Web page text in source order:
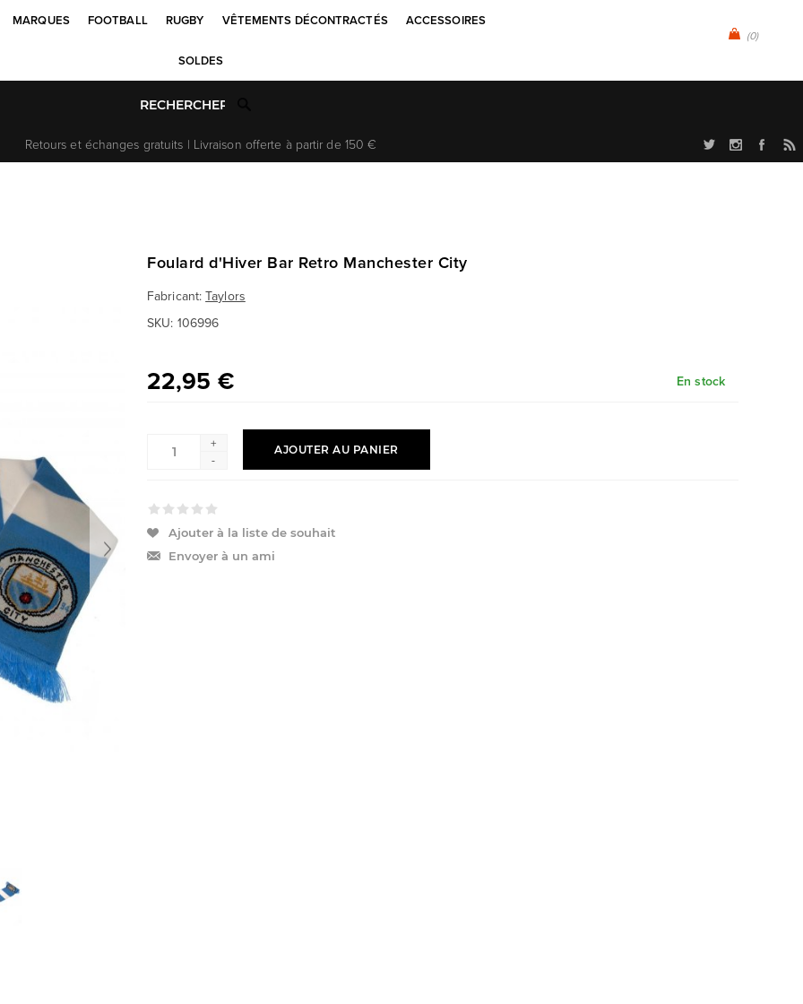
(0)
MARQUES FOOTBALL RUGBY VÊTEMENTS DÉCONTRACTÉS ACCESSOIRES
SOLDES
Retours et échanges gratuits | Livraison offerte à partir de 150 €
Foulard d'Hiver Bar Retro Manchester City
Fabricant: Taylors
SKU: 106996
22,95 € En stock
+
-
AJOUTER AU PANIER
Ajouter à la liste de souhait
Envoyer à un ami